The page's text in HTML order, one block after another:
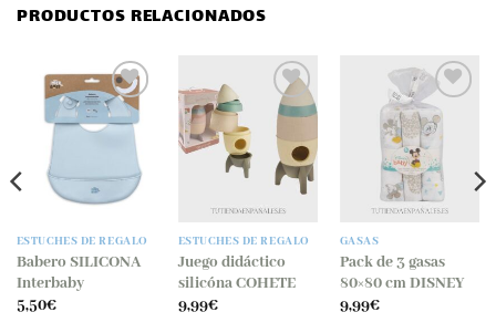
PRODUCTOS RELACIONADOS
Añadir
a la
lista
deseos
ESTUCHES DE REGALO
Babero SILICONA
Interbaby
5,50€
Añadir
a la
lista
de
deseos
ESTUCHES DE REGALO
Juego didáctico
silicóna COHETE
9,99€
Añadir
a la
deseos
GASAS
Pack de 3 gasas
80×80 cm DISNEY
9,99€